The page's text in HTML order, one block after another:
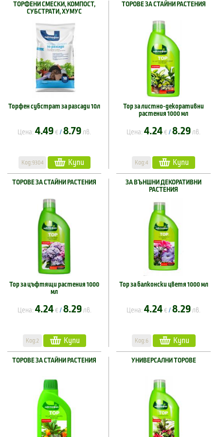
ТОРФЕНИ СМЕСКИ, КОМПОСТ,
СУБСТРАТИ, ХУМУС
Торфен субстрат за разсади 10л
Цена: 4.49 € / 8.79 лв.
Код:9304 Купи
ТОРОВЕ ЗА СТАЙНИ РАСТЕНИЯ
Тор за листно-декоративни
растения 1000 мл
Цена: 4.24 € / 8.29 лв.
Код:4 Купи
ТОРОВЕ ЗА СТАЙНИ РАСТЕНИЯ
Тор за цъфтящи растения 1000
мл
Цена: 4.24 € / 8.29 лв.
Код:2 Купи
ЗА ВЪНШНИ ДЕКОРАТИВНИ
РАСТЕНИЯ
Тор за балконски цветя 1000 мл
Цена: 4.24 € / 8.29 лв.
Код:6 Купи
ТОРОВЕ ЗА СТАЙНИ РАСТЕНИЯ УНИВЕРСАЛНИ ТОРОВЕ